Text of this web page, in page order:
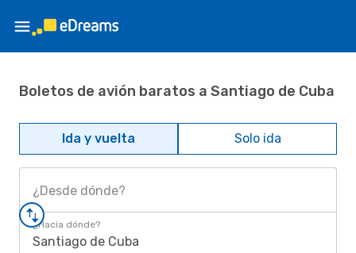
Boletos de avión baratos a Santiago de Cuba
Ida y vuelta Solo ida
¿Desde dónde?
¿Hacia dónde?
Santiago de Cuba